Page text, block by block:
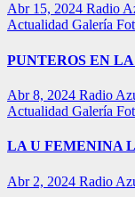
Abr 15, 2024 Radio
Actualidad Galería
PUNTEROS EN
Abr 8, 2024 Radio
Actualidad Galería
LA U FEMENINA
Abr 2, 2024 Radio